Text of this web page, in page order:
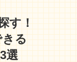
す！
きる
選